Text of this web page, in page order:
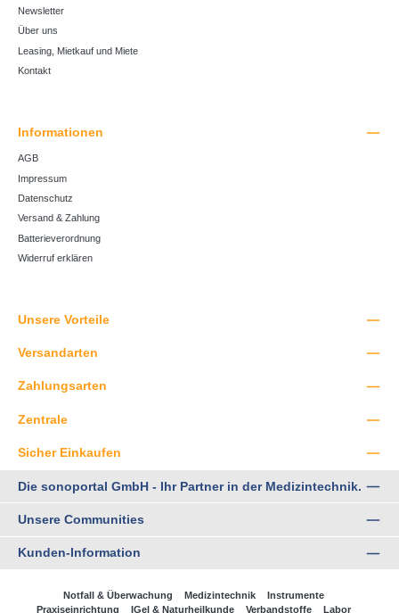
Unsere Vorteile
Zentrale
Sicher Einkaufen
Newsletter
Über uns
Leasing, Mietkauf und Miete
Kontakt
Informationen
AGB
Impressum
Datenschutz
Versand & Zahlung
Batterieverordnung
Widerruf erklären
Versandarten
Zahlungsarten
Die sonoportal GmbH - Ihr Partner in der Medizintechnik.
Unsere Communities
Kunden-Information
Notfall & Überwachung Medizintechnik
Instrumente
Praxiseinrichtung
IGel & Naturheilkunde Verbandstoffe Labor